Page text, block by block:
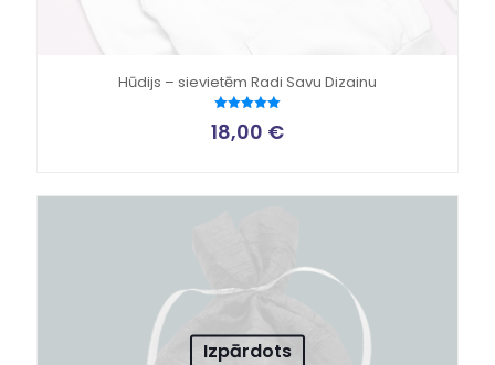
Hūdijs – sievietēm Radi Savu Dizainu
ar
18,00 €
Izpārdots